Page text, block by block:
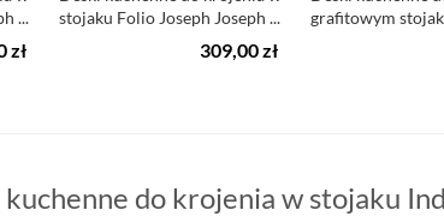
...
zł
stojaku Folio Joseph Joseph ...
309,00 zł
grafitowym
do krojenia w stojaku